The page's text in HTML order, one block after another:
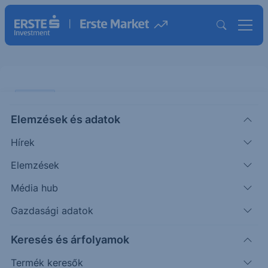
Elemzések és adatok
Hírek
Elemzések
Média hub
Gazdasági adatok
Keresés és árfolyamok
Termék keresők
indexben
Tegnap piaczárást követően jelentették be a
régiós CECE index paramétereinek változását. Az